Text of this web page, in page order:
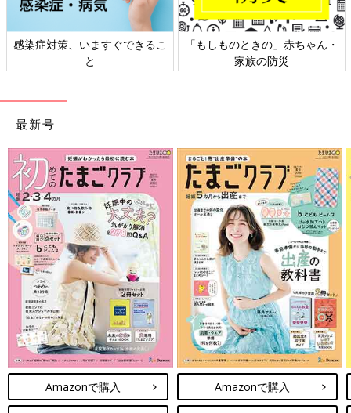
日本外来小児科学会リーフレッ
ト検討会
六星占術 細木かおりさんの人生
相談
最新号
Amazonで購入 Amazonで購入